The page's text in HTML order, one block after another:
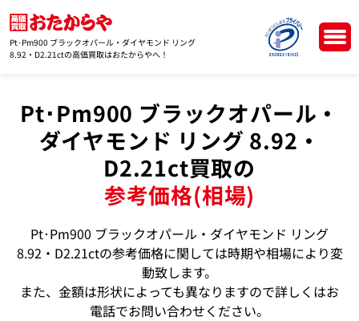
Pt･Pm900 ブラックオパール・ダイヤモンド リング
8.92・D2.21ctの高価買取はおたからやへ！
Pt･Pm900 ブラックオパール・
ダイヤモンド リング 8.92・
D2.21ct買取の
参考価格(相場)
Pt･Pm900 ブラックオパール・ダイヤモンド リング
8.92・D2.21ctの参考価格に関しては時期や相場により変
動致します。
また、金額は形状によっても異なりますので詳しくはお
電話でお問い合わせください。